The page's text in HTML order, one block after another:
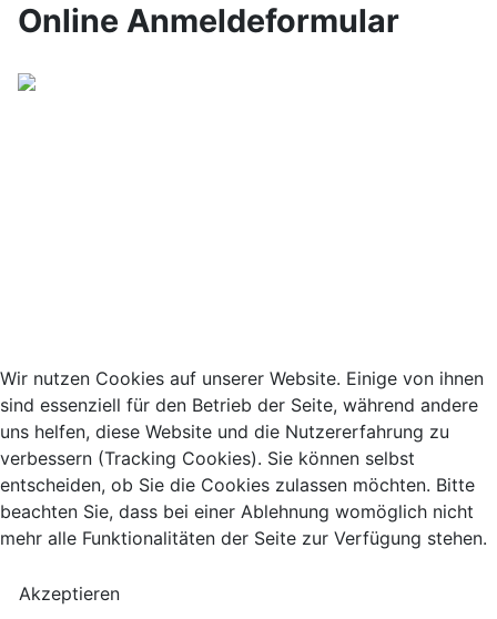
Online Anmeldeformular
Wir nutzen Cookies auf unserer Website. Einige von ihnen
sind essenziell für den Betrieb der Seite, während andere
uns helfen, diese Website und die Nutzererfahrung zu
verbessern (Tracking Cookies). Sie können selbst
entscheiden, ob Sie die Cookies zulassen möchten. Bitte
beachten Sie, dass bei einer Ablehnung womöglich nicht
mehr alle Funktionalitäten der Seite zur Verfügung stehen.
Akzeptieren